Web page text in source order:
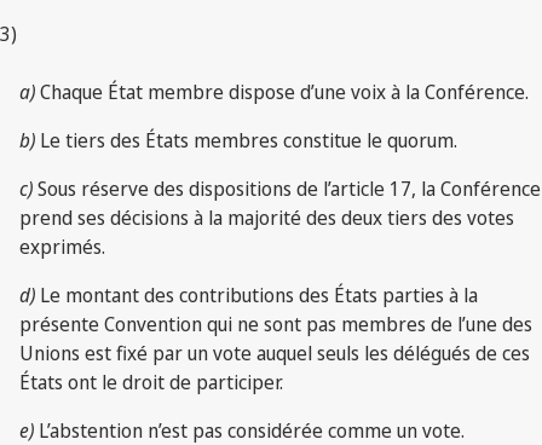
3)
a)Chaque État membre dispose d’une voix à la Conférence.
b) Le tiers des États membres constitue le quorum.
c)Sous réserve des dispositions de l’article 17, la Conférence
prend ses décisions à la majorité des deux tiers des votes
exprimés.
d) Le montant des contributions des États parties à la
présente Convention qui ne sont pas membres de l’une des
Unions est fixé par un vote auquel seuls les délégués de ces
États ont le droit de participer.
e) L’abstention n’est pas considérée comme un vote.